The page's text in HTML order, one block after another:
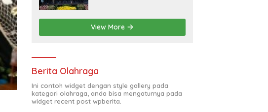
Lebih Optimal
View More
Berita Olahraga
Ini contoh widget dengan style gallery pada
kategori olahraga, anda bisa mengaturnya pada
widget recent post wpberita.